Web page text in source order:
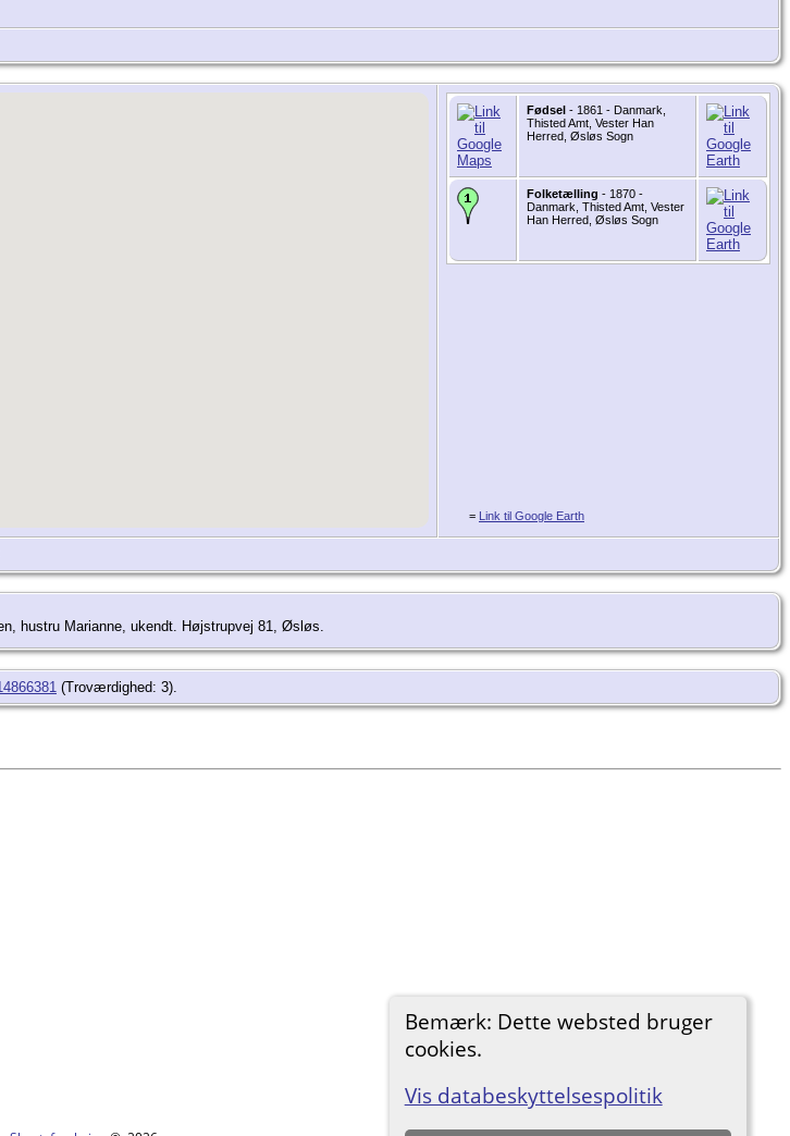
Bemærk: Dette websted bruger
cookies.
Vis databeskyttelsespolitik
Fødsel - 1861 - Danmark,
Thisted Amt, Vester Han
Herred, Øsløs Sogn
Folketælling - 1870 -
Danmark, Thisted Amt, Vester
Han Herred, Øsløs Sogn
= Link til Google Earth
hustru Marianne, ukendt. Højstrupvej 81, Øsløs.
(Troværdighed: 3).